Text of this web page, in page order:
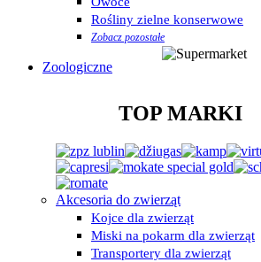
Rośliny zielne konserwowe
Zobacz pozostałe
Zoologiczne
TOP MARKI
Akcesoria do zwierząt
Kojce dla zwierząt
Miski na pokarm dla zwierząt
Transportery dla zwierząt